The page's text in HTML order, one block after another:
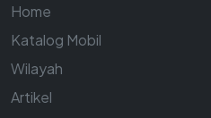
Home
Katalog Mobil
Wilayah
Artikel